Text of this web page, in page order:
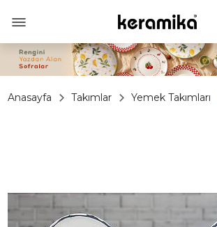
Anasayfa Takımlar Yemek Takımları